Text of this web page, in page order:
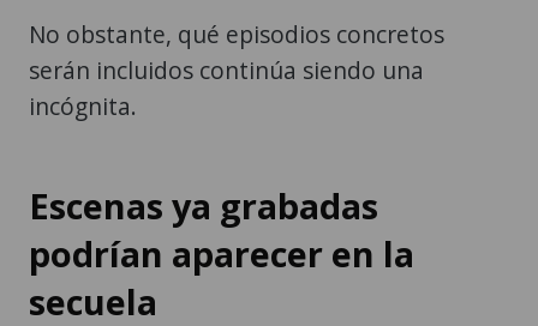
No obstante, qué episodios concretos
serán incluidos continúa siendo una
incógnita.
Escenas ya grabadas
podrían aparecer en la
secuela